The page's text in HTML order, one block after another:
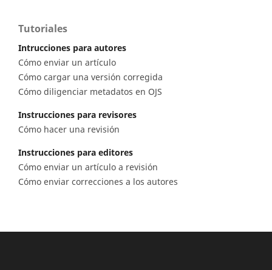
Tutoriales
Intrucciones para autores
Cómo enviar un artículo
Cómo cargar una versión corregida
Cómo diligenciar metadatos en OJS
Instrucciones para revisores
Cómo hacer una revisión
Instrucciones para editores
Cómo enviar un artículo a revisión
Cómo enviar correcciones a los autores